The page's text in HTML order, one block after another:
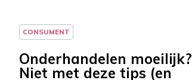
CONSUMENT
Onderhandelen moeilijk?
Niet met deze tips (en